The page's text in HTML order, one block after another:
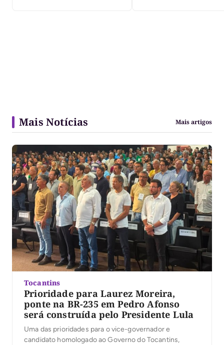
Mais Notícias Mais artigos
Tocantins
Prioridade para Laurez Moreira,
ponte na BR-235 em Pedro Afonso
será construída pelo Presidente Lula
Uma das prioridades para o vice-governador e
candidato homologado ao Governo do Tocantins,